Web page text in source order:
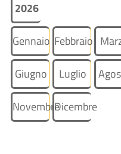
2026
Gennaio Febbraio
Giugno Luglio
NovembreDicembre